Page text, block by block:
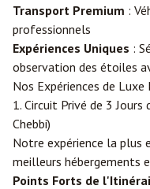
Transport Premium :
professionnels
Expériences Uniques :
observation des étoiles
Nos Expériences de
1. Circuit Privé de 3 Jours
Chebbi)
Notre expérience la plus
meilleurs hébergements
Points Forts de